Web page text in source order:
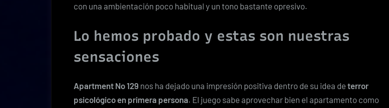
con una ambientación poco habitual y un tono bastante opresivo.
Lo hemos probado y estas son nuestras
sensaciones
Apartment No 129 nos ha dejado una impresión positiva dentro de su idea de terror
psicológico en primera persona. El juego sabe aprovechar bien el apartamento como